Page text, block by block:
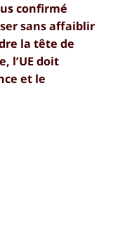
confirmé
sans affaiblir
la tête de
l’UE doit
et le